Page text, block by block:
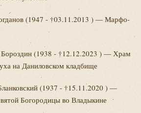
(1947 - †03.11.2013 ) — Марфо-
Бороздин (1938 - †12.12.2023 ) — Храм
на Даниловском кладбище
(1937 - †15.11.2020 ) —
Богородицы во Владыкине